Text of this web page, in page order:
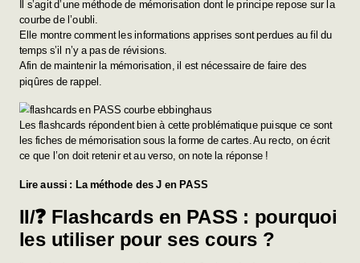
Il s’agit d’une méthode de mémorisation dont le principe repose sur la
courbe de l’oubli.
Elle montre comment les informations apprises sont perdues au fil du
temps s’il n’y a pas de révisions.
Afin de maintenir la mémorisation, il est nécessaire de faire des
piqûres de rappel.
Les flashcards répondent bien à cette problématique puisque ce sont
les fiches de mémorisation sous la forme de cartes. Au recto, on écrit
ce que l’on doit retenir et au verso, on note la réponse !
Lire aussi : La méthode des J en PASS
II/❓ Flashcards en PASS : pourquoi
les utiliser pour ses cours ?